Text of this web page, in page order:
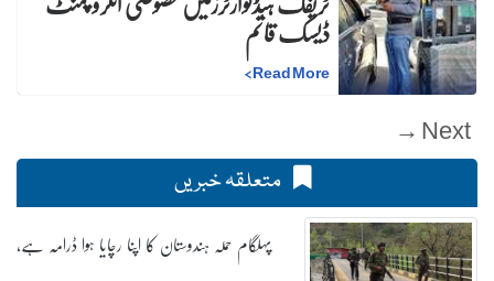
ڈیسک قائم
Read More
>
Next →
متعلقہ خبریں
پہلگام حملہ ہندوستان کا اپنا رچایا ہوا ڈرامہ ہے،